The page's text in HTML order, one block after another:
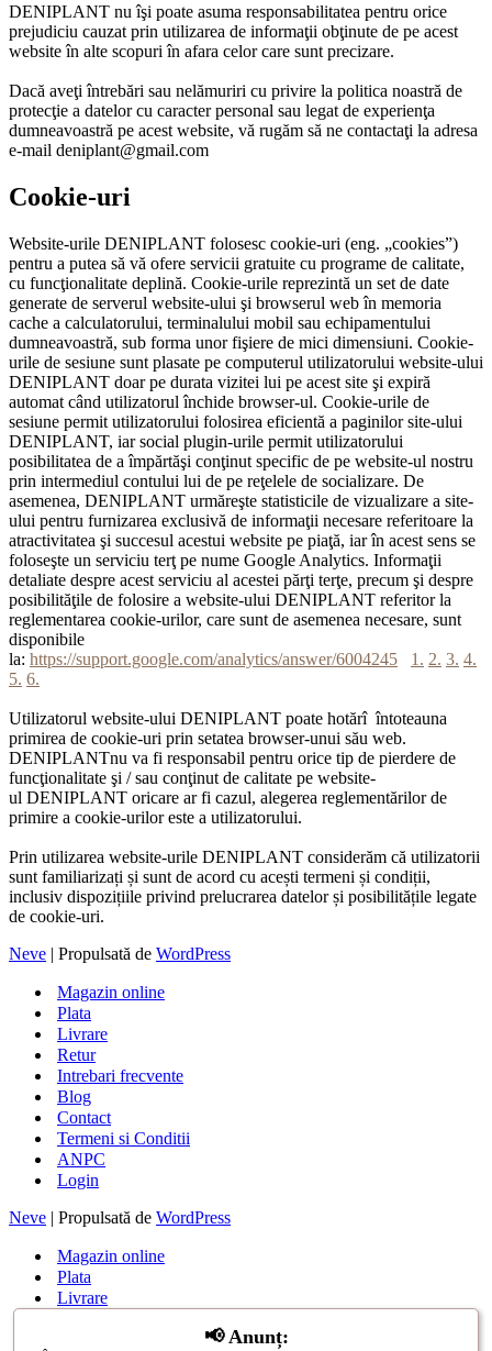
DENIPLANT nu îşi poate asuma responsabilitatea pentru orice
prejudiciu cauzat prin utilizarea de informaţii obţinute de pe acest
website în alte scopuri în afara celor care sunt precizare.
Dacă aveţi întrebări sau nelămuriri cu privire la politica noastră de
protecţie a datelor cu caracter personal sau legat de experienţa
dumneavoastră pe acest website, vă rugăm să ne contactaţi la adresa
e-mail deniplant@gmail.com
Cookie-uri
Website-urile DENIPLANT folosesc cookie-uri (eng. „cookies”)
pentru a putea să vă ofere servicii gratuite cu programe de calitate,
cu funcţionalitate deplină. Cookie-urile reprezintă un set de date
generate de serverul website-ului şi browserul web în memoria
cache a calculatorului, terminalului mobil sau echipamentului
dumneavoastră, sub forma unor fişiere de mici dimensiuni. Cookie-
urile de sesiune sunt plasate pe computerul utilizatorului website-ului
DENIPLANT doar pe durata vizitei lui pe acest site şi expiră
automat când utilizatorul închide browser-ul. Cookie-urile de
sesiune permit utilizatorului folosirea eficientă a paginilor site-ului
DENIPLANT, iar social plugin-urile permit utilizatorului
posibilitatea de a împărtăşi conţinut specific de pe website-ul nostru
prin intermediul contului lui de pe reţelele de socializare. De
asemenea, DENIPLANT urmăreşte statisticile de vizualizare a site-
ului pentru furnizarea exclusivă de informaţii necesare referitoare la
atractivitatea şi succesul acestui website pe piaţă, iar în acest sens se
foloseşte un serviciu terţ pe nume Google Analytics. Informaţii
detaliate despre acest serviciu al acestei părţi terţe, precum şi despre
posibilităţile de folosire a website-ului DENIPLANT referitor la
reglementarea cookie-urilor, care sunt de asemenea necesare, sunt
disponibile
la: https://support.google.com/analytics/answer/6004245 1. 2. 3. 4.
5. 6.
Utilizatorul website-ului DENIPLANT poate hotărî întoteauna
primirea de cookie-uri prin setatea browser-unui său web.
DENIPLANTnu va fi responsabil pentru orice tip de pierdere de
funcţionalitate şi / sau conţinut de calitate pe website-
ul DENIPLANT oricare ar fi cazul, alegerea reglementărilor de
primire a cookie-urilor este a utilizatorului.
Prin utilizarea website-urile DENIPLANT considerăm că utilizatorii
sunt familiarizați și sunt de acord cu acești termeni și condiții,
inclusiv dispozițiile privind prelucrarea datelor și posibilitățile legate
de cookie-uri.
Neve | Propulsată de WordPress
Magazin online
Plata
Livrare
Retur
Intrebari frecvente
Blog
Contact
Termeni si Conditii
ANPC
Login
Neve | Propulsată de WordPress
Magazin online
Plata
Livrare
📢 Anunț: